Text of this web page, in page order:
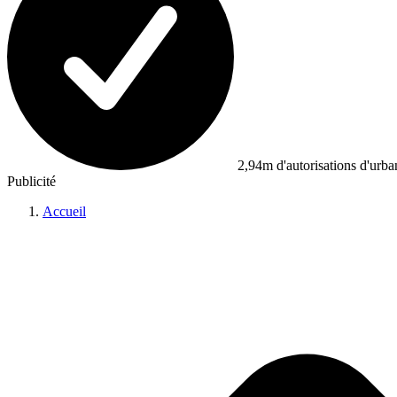
2,94m d'autorisations
Publicité
Accueil